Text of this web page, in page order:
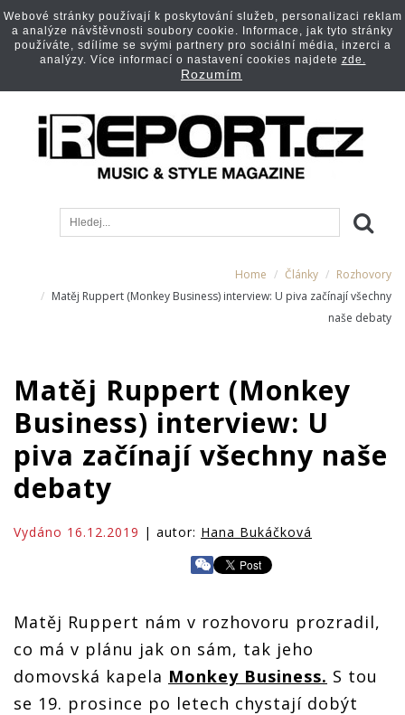
Home Články
Rozhovory
Matěj Ruppert (Monkey Business) interview: U piva začínají všechny
naše debaty
Matěj Ruppert (Monkey
Business) interview: U
piva začínají všechny naše
debaty
Vydáno 16.12.2019 | autor: Hana Bukáčková
Matěj Ruppert nám v rozhovoru prozradil,
co má v plánu jak on sám, tak jeho
domovská kapela Monkey Business. S tou
se 19. prosince po letech chystají dobýt
Webové stránky používají k poskytování služeb, personalizaci reklam
a analýze návštěvnosti soubory cookie. Informace, jak tyto stránky
používáte, sdílíme se svými partnery pro sociální média, inzerci a
analýzy. Více informací o nastavení cookies najdete zde.
Rozumím